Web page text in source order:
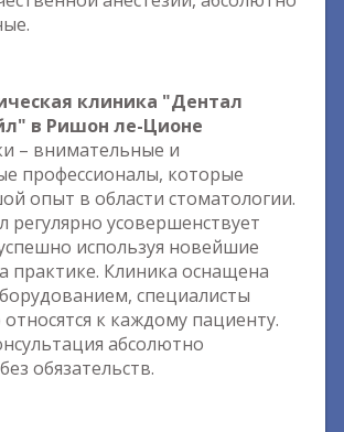
клиника "Дентал
в Ришон ле-Ционе
– внимательные и
профессионалы, которые
опыт в области стоматологии.
регулярно усовершенствует
используя новейшие
практике. Клиника оснащена
специалисты
к каждому пациенту.
абсолютно
обязательств.